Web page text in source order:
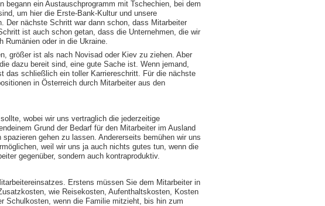
ein Austauschprogramm mit Tschechien, bei dem
um hier die Erste-Bank-Kultur und unsere
Der nächste Schritt war dann schon, dass Mitarbeiter
ist auch schon getan, dass die Unternehmen, die wir
Rumänien oder in die Ukraine.
größer ist als nach Novisad oder Kiev zu ziehen. Aber
dazu bereit sind, eine gute Sache ist. Wenn jemand,
das schließlich ein toller Karriereschritt. Für die nächste
in Österreich durch Mitarbeiter aus den
wobei wir uns vertraglich die jederzeitige
Grund der Bedarf für den Mitarbeiter im Ausland
gehen zu lassen. Andererseits bemühen wir uns
weil wir uns ja auch nichts gutes tun, wenn die
gegenüber, sondern auch kontraproduktiv.
Erstens müssen Sie dem Mitarbeiter in
wie Reisekosten, Aufenthaltskosten, Kosten
Schulkosten, wenn die Familie mitzieht, bis hin zum